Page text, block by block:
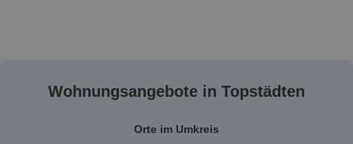
Wohnungsangebote in Topstädten
Orte im Umkreis